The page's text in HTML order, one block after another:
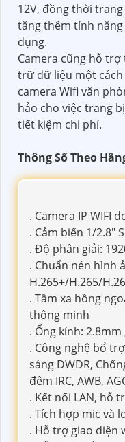
12V, đồng thời
tăng thêm tính
dụng.
Camera cũng hỗ
trữ dữ liệu một cách
camera Wifi văn
hảo cho việc trang
tiết kiệm chi phí.
Thông Số Theo
. Camera IP WIFI
. Cảm biến 1/2.8"
. Độ phân giải:
. Chuẩn nén hình
H.265+/H.265/
. Tầm xa hồng
thông minh
. Ống kính: 2.8mm
. Công nghệ bổ
sáng DWDR,
đêm IRC, AWB,
. Kết nối LAN, hỗ
. Tích hợp mic và
. Hỗ trợ giao diện